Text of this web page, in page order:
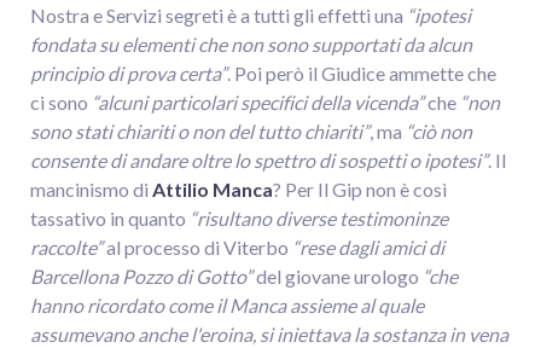
Nostra e Servizi segreti è a tutti gli effetti una “ipotesi
fondata su elementi che non sono supportati da alcun
principio di prova certa”. Poi però il Giudice ammette che
ci sono “alcuni particolari specifici della vicenda”che “non
sono stati chiariti o non del tutto chiariti”, ma “ciò non
consente di andare oltre lo spettro di sospetti o ipotesi”. Il
mancinismo di Attilio Manca? Per Il Gip non è così
tassativo in quanto “risultano diverse testimoninze
raccolte”al processo di Viterbo “rese dagli amici di
Barcellona Pozzo di Gotto”del giovane urologo “che
hanno ricordato come il Manca assieme al quale
assumevano anche l'eroina, si iniettava la sostanza in vena